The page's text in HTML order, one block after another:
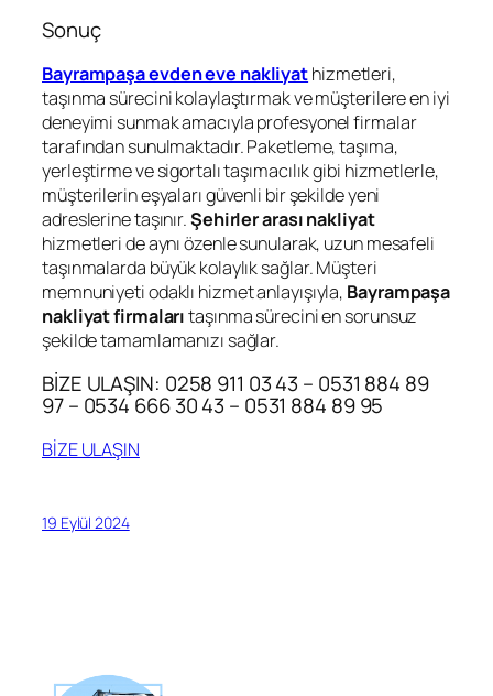
Sonuç
Bayrampaşa evden eve nakliyathizmetleri,
taşınma sürecini kolaylaştırmak ve müşterilere en iyi
deneyimi sunmak amacıyla profesyonel firmalar
tarafından sunulmaktadır. Paketleme, taşıma,
yerleştirme ve sigortalı taşımacılık gibi hizmetlerle,
müşterilerin eşyaları güvenli bir şekilde yeni
adreslerine taşınır.Şehirler arası nakliyat
hizmetleri de aynı özenle sunularak, uzun mesafeli
taşınmalarda büyük kolaylık sağlar. Müşteri
memnuniyeti odaklı hizmet anlayışıyla, Bayrampaşa
nakliyat firmalarıtaşınma sürecini en sorunsuz
şekilde tamamlamanızı sağlar.
BİZE ULAŞIN: 0258 911 03 43 – 0531 884 89
97 – 0534 666 30 43 – 0531 884 89 95
BİZE ULAŞIN
19 Eylül 2024